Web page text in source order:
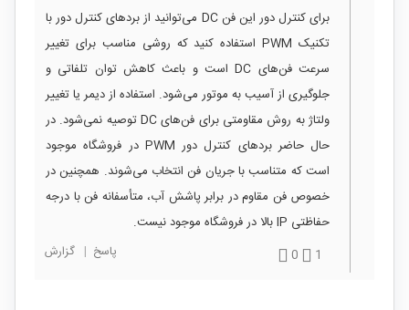
برای کنترل دور این فن DC می‌توانید از بردهای کنترل دور با
تکنیک PWM استفاده کنید که روشی مناسب برای تغییر
سرعت فن‌های DC است و باعث کاهش توان تلفاتی و
جلوگیری از آسیب به موتور می‌شود. استفاده از دیمر یا تغییر
ولتاژ به روش مقاومتی برای فن‌های DC توصیه نمی‌شود. در
حال حاضر بردهای کنترل دور PWM در فروشگاه موجود
است که متناسب با جریان فن انتخاب می‌شوند. همچنین در
خصوص فن مقاوم در برابر پاشش آب، متأسفانه فن با درجه
حفاظتی IP بالا در فروشگاه موجود نیست.
1
0 پاسخ | گزارش